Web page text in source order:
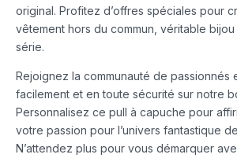
original. Profitez d’offres spéciales pour
vêtement hors du commun, véritable
série.
Rejoignez la communauté de passionnés
facilement et en toute sécurité sur notre
Personnalisez ce pull à capuche pour
votre passion pour l’univers fantastique
N’attendez plus pour vous démarquer